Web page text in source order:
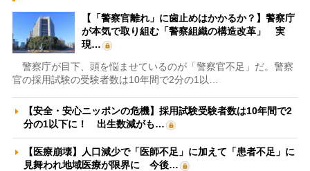
【「警察官離れ」に歯止めはかかるか？】警察庁
が本気で取り組む「警察組織の構造改革」 実
現…
警察庁が目下、頭を悩ませているのが「警察官不足」だ。警察
官の採用試験の受験者数は10年間で2分の1以…
【安全・安心ニッポンの危機】採用試験受験者数は10年間で2
分の1以下に！ 出生数減がも…
【医療崩壊】人口減少で「医師不足」に加えて「患者不足」に
見舞われ地域医療が限界に 今後…